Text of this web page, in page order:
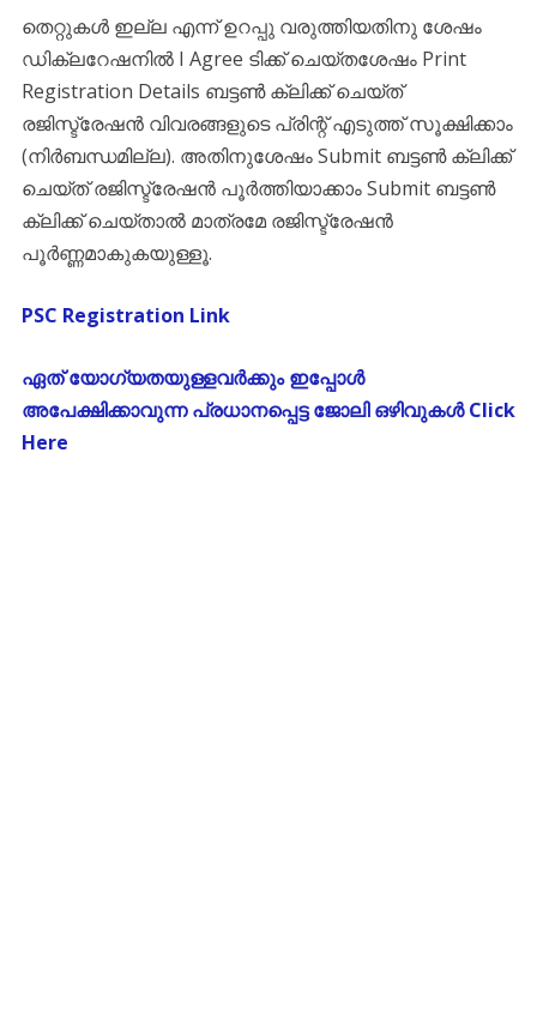
തെറ്റുകൾ ഇല്ല എന്ന് ഉറപ്പു വരുത്തിയതിനു ശേഷം
ഡിക്ലറേഷനിൽ I Agree ടിക്ക് ചെയ്തശേഷം Print
Registration Details ബട്ടൺ ക്ലിക്ക് ചെയ്ത്
രജിസ്ട്രേഷൻ വിവരങ്ങളുടെ പ്രിന്റ് എടുത്ത് സൂക്ഷിക്കാം
(നിർബന്ധമില്ല). അതിനുശേഷം Submit ബട്ടൺ ക്ലിക്ക്
ചെയ്ത് രജിസ്ട്രേഷൻ പൂർത്തിയാക്കാം Submit ബട്ടൺ
ക്ലിക്ക് ചെയ്താൽ മാത്രമേ രജിസ്ട്രേഷൻ
പൂർണ്ണമാകുകയുള്ളൂ.
PSC Registration Link
ഏത് യോഗ്യതയുള്ളവർക്കും ഇപ്പോൾ
അപേക്ഷിക്കാവുന്ന പ്രധാനപ്പെട്ട ജോലി ഒഴിവുകൾ Click
Here